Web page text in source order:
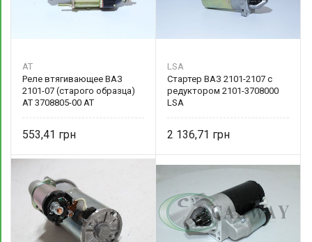
AT
Реле втягивающее ВАЗ
2101-07 (старого образца)
AT 3708805-00 AT
553,41
LSA
Стартер ВАЗ 2101-2107 с
редуктором 2101-3708000
LSA
2 136,71